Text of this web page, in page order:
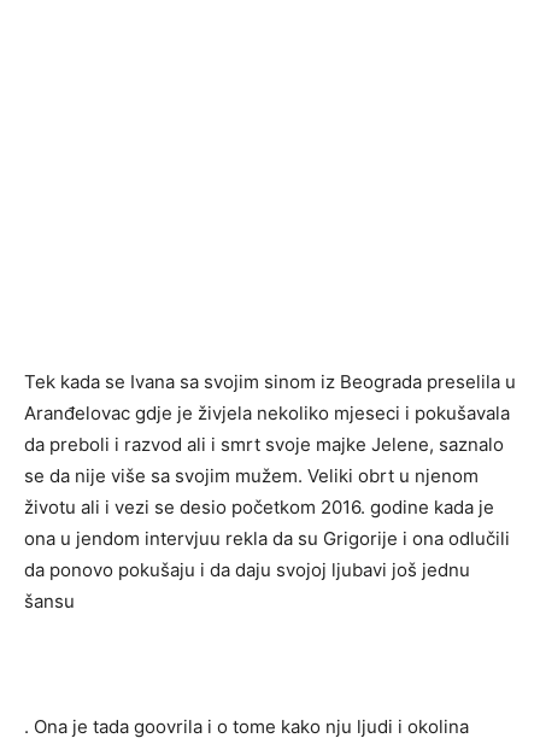
Tek kada se Ivana sa svojim sinom iz Beograda preselila u
Aranđelovac gdje je živjela nekoliko mjeseci i pokušavala
da preboli i razvod ali i smrt svoje majke Jelene, saznalo
se da nije više sa svojim mužem. Veliki obrt u njenom
životu ali i vezi se desio početkom 2016. godine kada je
ona u jendom intervjuu rekla da su Grigorije i ona odlučili
da ponovo pokušaju i da daju svojoj ljubavi još jednu
šansu
. Ona je tada goovrila i o tome kako nju ljudi i okolina